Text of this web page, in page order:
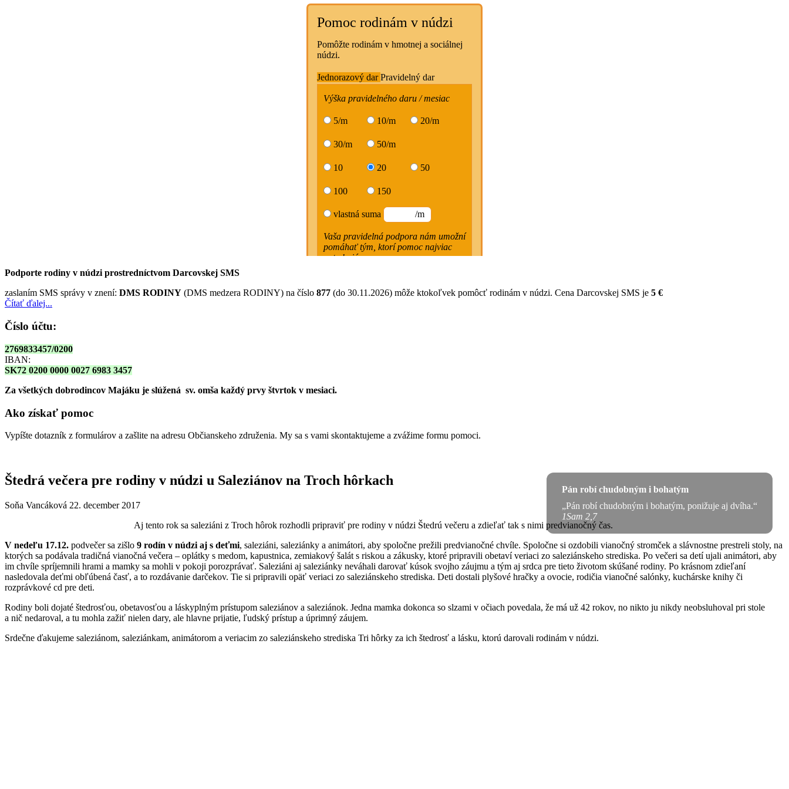
Podporte rodiny v núdzi prostredníctvom Darcovskej SMS
zaslaním SMS správy v znení: DMS RODINY (DMS medzera RODINY) na číslo 877 (do 30.11.2026) môže ktokoľvek pomôcť rodinám v núdzi. Cena Darcovskej SMS je 5 €
Čítať ďalej...
Číslo účtu:
2769833457/0200
IBAN:
SK72 0200 0000 0027 6983 3457
Za všetkých dobrodincov Majáku je slúžená sv. omša každý prvy štvrtok v mesiaci.
Ako získať pomoc
Vypíšte dotazník z formulárov a zašlite na adresu Občianskeho združenia. My sa s vami skontaktujeme a zvážime formu pomoci.
Pán robí chudobným i bohatým
„Pán robí chudobným i bohatým, ponižuje aj dvíha.“
1Sam 2,7
Štedrá večera pre rodiny v núdzi u Saleziánov na Troch hôrkach
Soňa Vancáková 22. december 2017
Aj tento rok sa saleziáni z Troch hôrok rozhodli pripraviť pre rodiny v núdzi Štedrú večeru a zdieľať tak s nimi predvianočný čas.
V nedeľu 17.12. podvečer sa zišlo 9 rodín v núdzi aj s deťmi, saleziáni, saleziánky a animátori, aby spoločne prežili predvianočné chvíle. Spoločne si ozdobili vianočný stromček a slávnostne prestreli stoly, na
ktorých sa podávala tradičná vianočná večera – oplátky s medom, kapustnica, zemiakový šalát s riskou a zákusky, ktoré pripravili obetaví veriaci zo saleziánskeho strediska. Po večeri sa detí ujali animátori, aby
im chvíle spríjemnili hrami a mamky sa mohli v pokoji porozprávať. Saleziáni aj saleziánky neváhali darovať kúsok svojho záujmu a tým aj srdca pre tieto životom skúšané rodiny. Po krásnom zdieľaní
nasledovala deťmi obľúbená časť, a to rozdávanie darčekov. Tie si pripravili opäť veriaci zo saleziánskeho strediska. Deti dostali plyšové hračky a ovocie, rodičia vianočné salónky, kuchárske knihy či
rozprávkové cd pre deti.
Rodiny boli dojaté štedrosťou, obetavosťou a láskyplným prístupom saleziánov a saleziánok. Jedna mamka dokonca so slzami v očiach povedala, že má už 42 rokov, no nikto ju nikdy neobsluhoval pri stole
a nič nedaroval, a tu mohla zažiť nielen dary, ale hlavne prijatie, ľudský prístup a úprimný záujem.
Srdečne ďakujeme saleziánom, saleziánkam, animátorom a veriacim zo saleziánskeho strediska Tri hôrky za ich štedrosť a lásku, ktorú darovali rodinám v núdzi.